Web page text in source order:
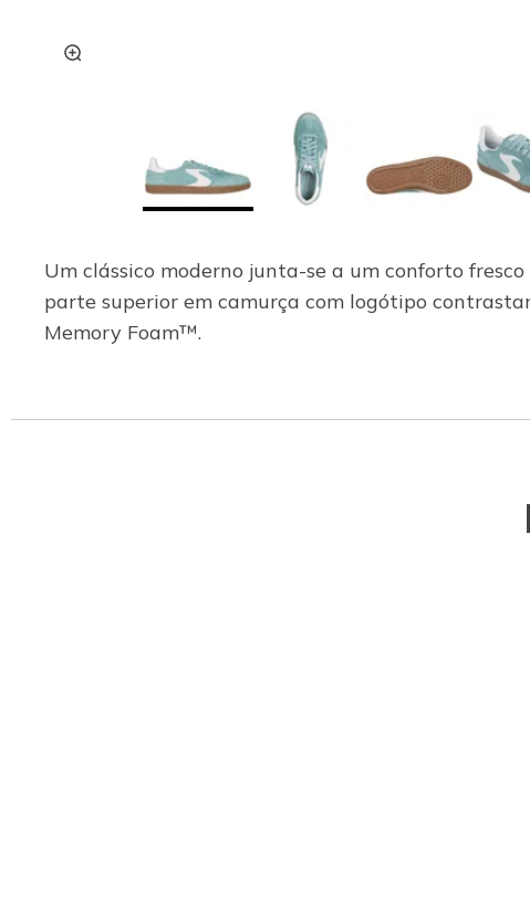
Um clássico moderno junta-se a um conforto
parte superior em camurça com logótipo
Memory Foam™.